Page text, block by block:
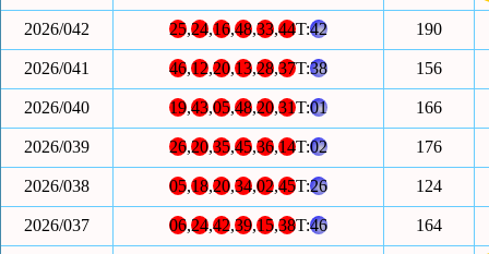
2026/042 25,24,16,48,33,44T:42 190
2026/041 46,12,20,13,28,37T:38 156
2026/040 19,43,05,48,20,31T:01 166
2026/039 26,20,35,45,36,14T:02 176
2026/038 05,18,20,34,02,45T:26 124
2026/037 06,24,42,39,15,38T:46 164